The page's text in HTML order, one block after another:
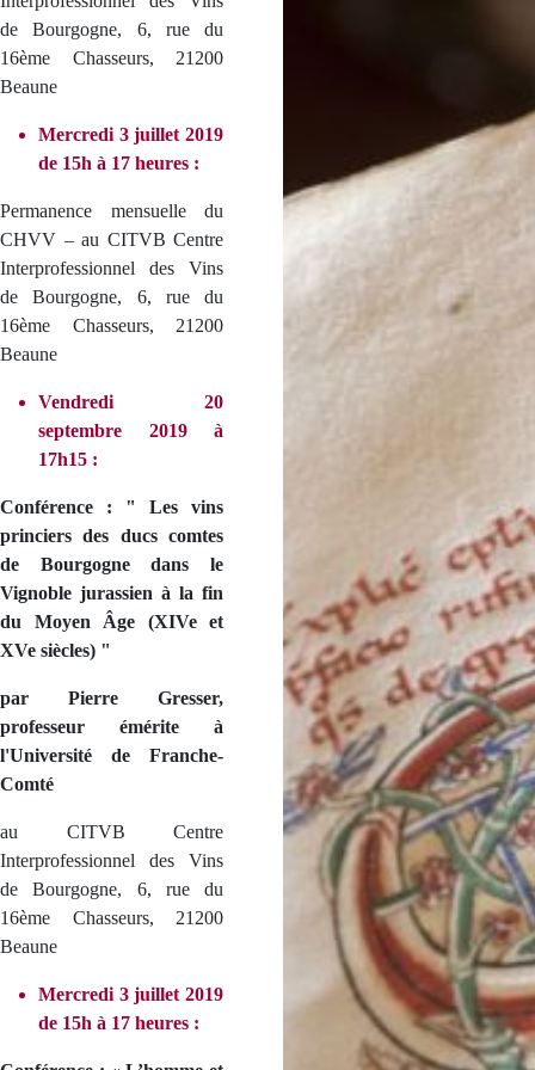
de Bourgogne, 6, rue du
16ème Chasseurs, 21200
Beaune
Mercredi 3 juillet 2019
de 15h à 17 heures :
Permanence mensuelle du
CHVV – au CITVB Centre
Interprofessionnel des Vins
de Bourgogne, 6, rue du
16ème Chasseurs, 21200
Beaune
Vendredi 20
septembre 2019 à
17h15 :
Conférence : " Les vins
princiers des ducs comtes
de Bourgogne dans le
Vignoble jurassien à la fin
du Moyen Âge (XIVe et
XVe siècles) "
par Pierre Gresser,
professeur émérite à
l'Université de Franche-
Comté
au CITVB Centre
Interprofessionnel des Vins
de Bourgogne, 6, rue du
16ème Chasseurs, 21200
Beaune
Mercredi 3 juillet 2019
de 15h à 17 heures :